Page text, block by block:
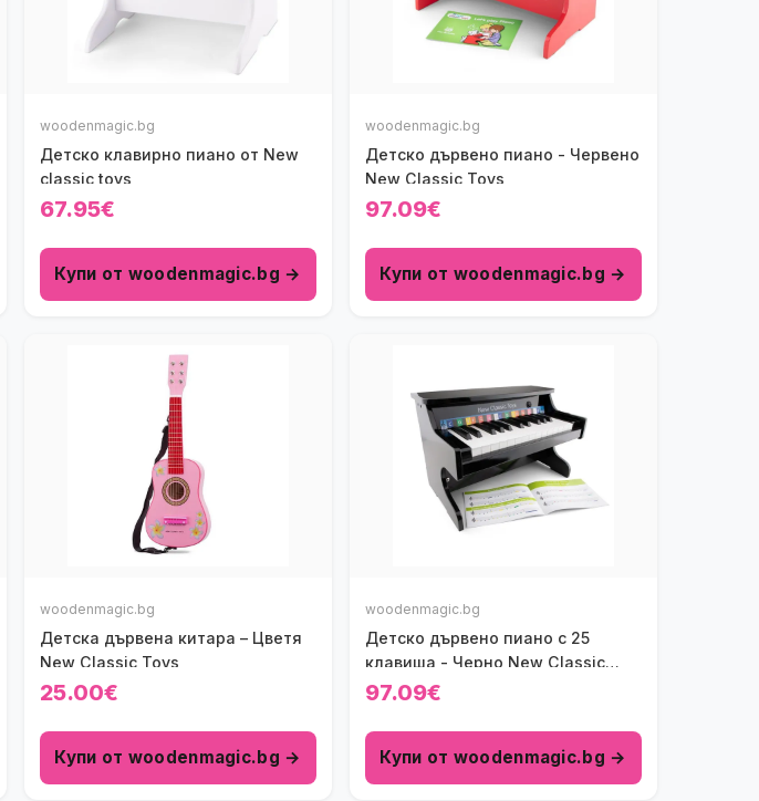
woodenmagic.bg
Детско клавирно пиано от New
classic toys
67.95€
Купи от woodenmagic.bg →
woodenmagic.bg
Детско дървено пиано - Червено
New Classic Toys
97.09€
Купи от woodenmagic.bg →
woodenmagic.bg
Детска дървена китара – Цветя
New Classic Toys
25.00€
Купи от woodenmagic.bg →
woodenmagic.bg
Детско дървено пиано с 25
клавиша - Черно New Classic
Toys
97.09€
Купи от woodenmagic.bg →